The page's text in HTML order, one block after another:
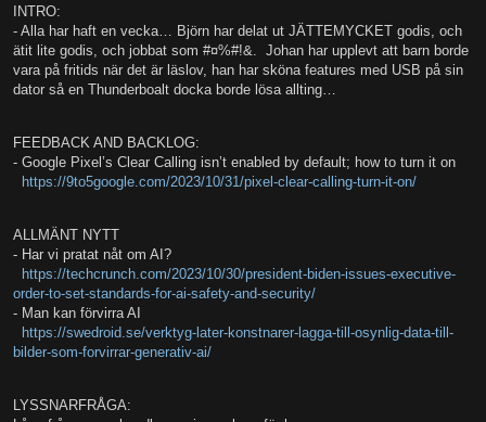
INTRO:
- Alla har haft en vecka… Björn har delat ut JÄTTEMYCKET godis, och
ätit lite godis, och jobbat som #¤%#!&. Johan har upplevt att barn borde
vara på fritids när det är läslov, han har sköna features med USB på sin
dator så en Thunderboalt docka borde lösa allting…
FEEDBACK AND BACKLOG:
- Google Pixel’s Clear Calling isn’t enabled by default; how to turn it on
https://9to5google.com/2023/10/31/pixel-clear-calling-turn-it-on/
ALLMÄNT NYTT
- Har vi pratat nåt om AI?
https://techcrunch.com/2023/10/30/president-biden-issues-executive-
order-to-set-standards-for-ai-safety-and-security/
- Man kan förvirra AI
https://swedroid.se/verktyg-later-konstnarer-lagga-till-osynlig-data-till-
bilder-som-forvirrar-generativ-ai/
LYSSNARFRÅGA: